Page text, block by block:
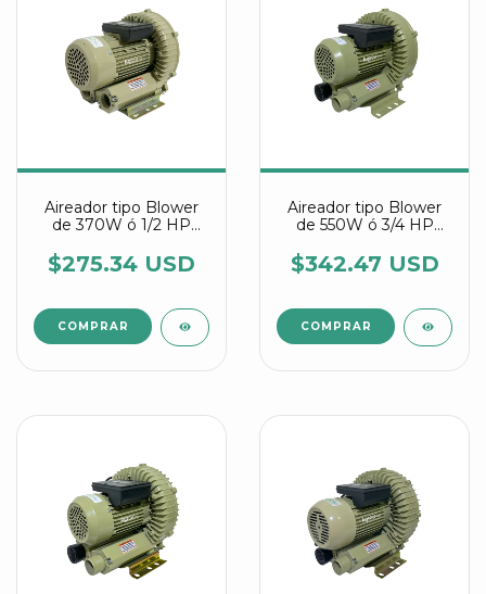
Aireador tipo Blower
de 370W ó 1/2 HP
Agrair
$275.34 USD
Aireador tipo Blower
de 550W ó 3/4 HP
Agrair
$342.47 USD